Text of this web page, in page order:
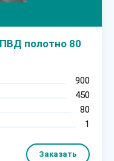
полотно 80
900
450
80
1
Заказать